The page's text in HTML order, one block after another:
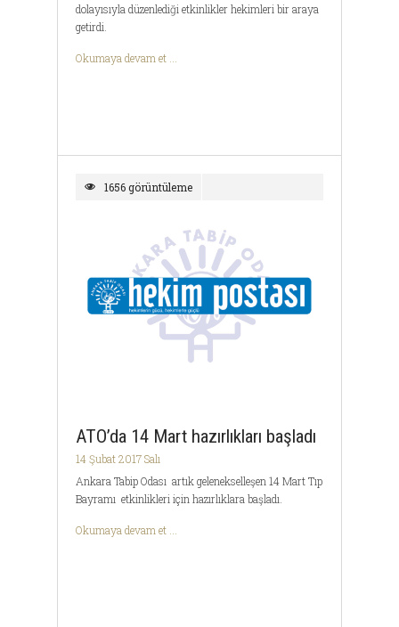
dolayısıyla düzenlediği etkinlikler hekimleri bir araya
getirdi.
Okumaya devam et ...
1656 görüntüleme
ATO’da 14 Mart hazırlıkları başladı
14 Şubat 2017 Salı
Ankara Tabip Odası artık gelenekselleşen 14 Mart Tıp
Bayramı etkinlikleri için hazırlıklara başladı.
Okumaya devam et ...